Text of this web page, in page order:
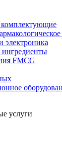
комплектующие
электроника
FMCG
услуги